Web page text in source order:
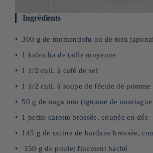
Ingrédients
300 g de momendofu ou de tofu
1 kabocha de taille moyenne
1 1/2 cuil. à café de sel
1 1/2 cuil. à soupe de fécule de pomme
50 g de naga imo (igname de
1 petite carotte brossée, coupée en dés
145 g de racine de bardane brossée,
150 g de poulet finement haché